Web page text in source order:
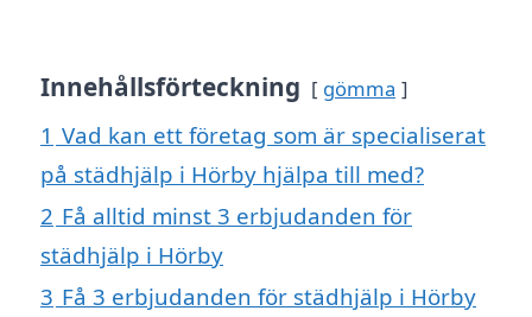
Innehållsförteckning gömma
1 Vad kan ett företag som är specialiserat
på städhjälp i Hörby hjälpa till med?
2 Få alltid minst 3 erbjudanden för
städhjälp i Hörby
3 Få 3 erbjudanden för städhjälp i Hörby